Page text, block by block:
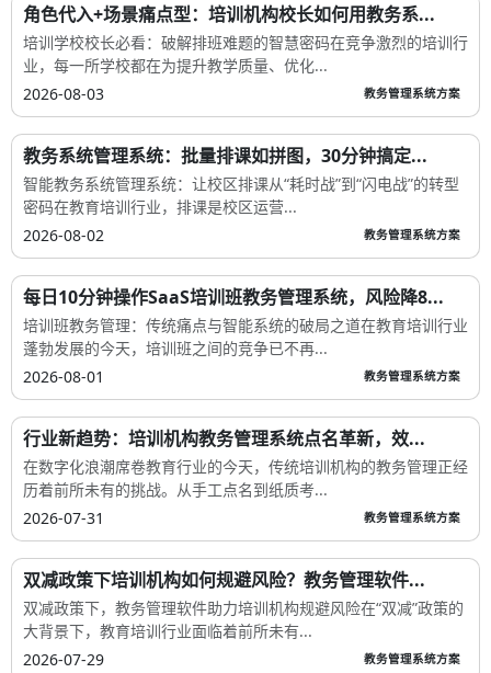
角色代入+场景痛点型：培训机构校长如何用教务系...
培训学校校长必看：破解排班难题的智慧密码在竞争激烈的培训行
业，每一所学校都在为提升教学质量、优化...
2026-08-03
教务管理系统方案
教务系统管理系统：批量排课如拼图，30分钟搞定...
智能教务系统管理系统：让校区排课从“耗时战”到“闪电战”的转型
密码在教育培训行业，排课是校区运营...
2026-08-02
教务管理系统方案
每日10分钟操作SaaS培训班教务管理系统，风险降8...
培训班教务管理：传统痛点与智能系统的破局之道在教育培训行业
蓬勃发展的今天，培训班之间的竞争已不再...
2026-08-01
教务管理系统方案
行业新趋势：培训机构教务管理系统点名革新，效...
在数字化浪潮席卷教育行业的今天，传统培训机构的教务管理正经
历着前所未有的挑战。从手工点名到纸质考...
2026-07-31
教务管理系统方案
双减政策下培训机构如何规避风险？教务管理软件...
双减政策下，教务管理软件助力培训机构规避风险在“双减”政策的
大背景下，教育培训行业面临着前所未有...
2026-07-29
教务管理系统方案